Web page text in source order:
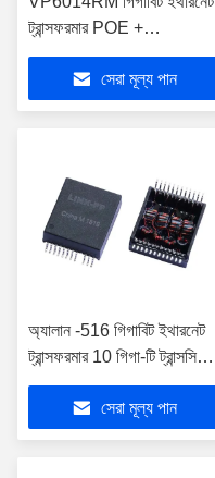
ট্রান্সফরমার POE +
10/100/1000 ব্যাজ-টি 24
পিন LP82469ANL
সেরা মূল্য পান
অ্যালান -516 গিগাবিট ইথারনেট
ট্রান্সফরমার 10 গিগা-টি ট্রান্সসিভার
সাপোর্ট করে
সেরা মূল্য পান